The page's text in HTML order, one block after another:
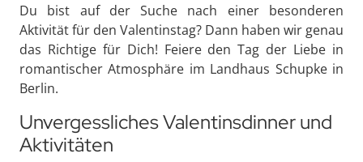
Du bist auf der Suche nach einer besonderen
Aktivität für den Valentinstag? Dann haben wir genau
das Richtige für Dich! Feiere den Tag der Liebe in
romantischer Atmosphäre im Landhaus Schupke in
Berlin.
Unvergessliches Valentinsdinner und
Aktivitäten